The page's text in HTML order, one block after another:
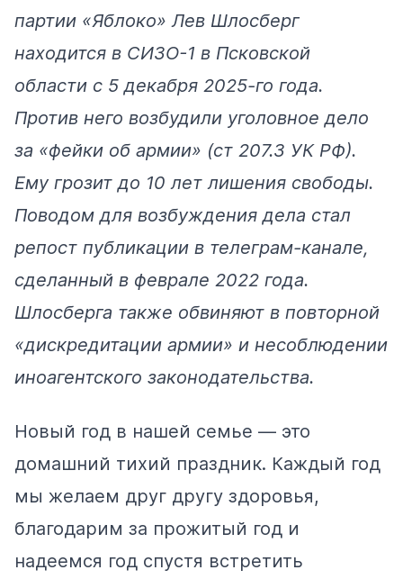
партии «Яблоко» Лев Шлосберг
находится в СИЗО-1 в Псковской
области с 5 декабря 2025-го года.
Против него возбудили уголовное дело
за «фейки об армии» (ст 207.3 УК РФ).
Ему грозит до 10 лет лишения свободы.
Поводом для возбуждения дела стал
репост публикации в телеграм-канале,
сделанный в феврале 2022 года.
Шлосберга также обвиняют в повторной
«дискредитации армии» и несоблюдении
иноагентского законодательства.
Новый год в нашей семье — это
домашний тихий праздник. Каждый год
мы желаем друг другу здоровья,
благодарим за прожитый год и
надеемся год спустя встретить